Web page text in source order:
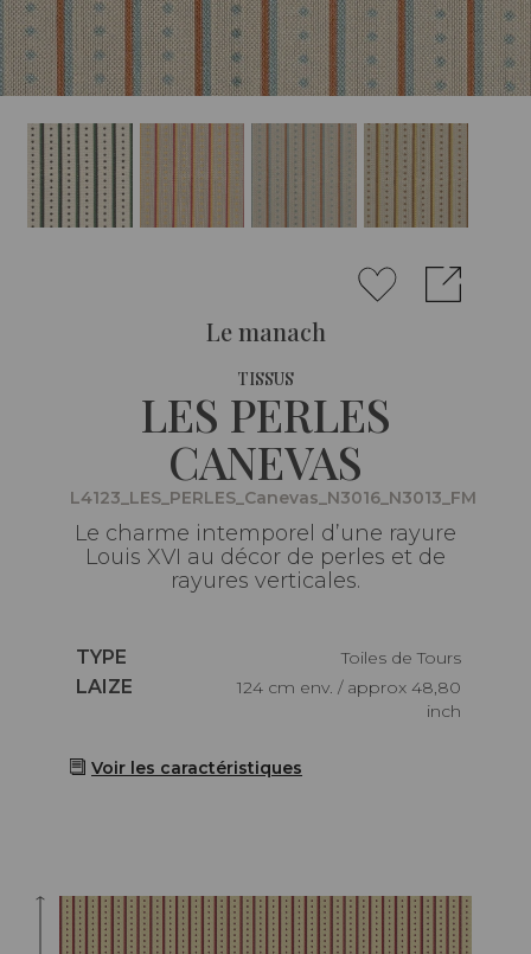
Le manach
TISSUS
LES PERLES
CANEVAS
L4123_LES_PERLES_Canevas_N3016_N3013_FM
Le charme intemporel d’une rayure
Louis XVI au décor de perles et de
rayures verticales.
Caractéristiques
TYPE
Toiles de Tours
Caractéristiques
LAIZE
124 cm env. / approx 48,80
inch
Voir les caractéristiques